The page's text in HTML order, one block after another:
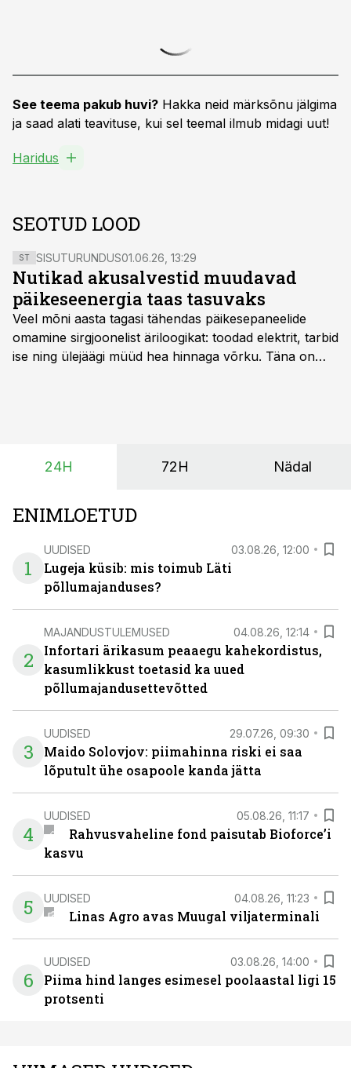
See teema pakub huvi? Hakka neid märksõnu jälgima
ja saad alati teavituse, kui sel teemal ilmub midagi uut!
Haridus
SEOTUD LOOD
ST SISUTURUNDUS01.06.26, 13:29
Nutikad akusalvestid muudavad
päikeseenergia taas tasuvaks
Veel mõni aasta tagasi tähendas päikesepaneelide
omamine sirgjoonelist äriloogikat: toodad elektrit, tarbid
ise ning ülejäägi müüd hea hinnaga võrku. Täna on
põllumajandusettevõtete jaoks üheks olulisemaks
24H 72H Nädal
ENIMLOETUD
1
UUDISED 03.08.26, 12:00
Lugeja küsib: mis toimub Läti
põllumajanduses?
2
MAJANDUSTULEMUSED 04.08.26, 12:14
Infortari ärikasum peaaegu kahekordistus,
kasumlikkust toetasid ka uued
põllumajandusettevõtted
3
UUDISED 29.07.26, 09:30
Maido Solovjov: piimahinna riski ei saa
lõputult ühe osapoole kanda jätta
4
UUDISED 05.08.26, 11:17
Rahvusvaheline fond paisutab Bioforce’i
kasvu
5 UUDISED 04.08.26, 11:23
Linas Agro avas Muugal viljaterminali
6
UUDISED 03.08.26, 14:00
Piima hind langes esimesel poolaastal ligi 15
protsenti